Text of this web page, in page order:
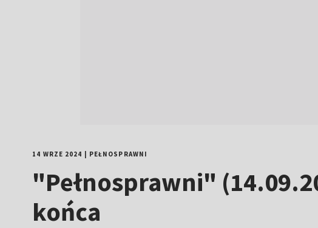
14 WRZE 2024 PEŁNOSPRAWNI
"Pełnosprawni"
końca